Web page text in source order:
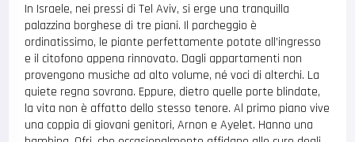
In Israele, nei pressi di Tel Aviv, si erge una tranquilla
palazzina borghese di tre piani. Il parcheggio è
ordinatissimo, le piante perfettamente potate all’ingresso
e il citofono appena rinnovato. Dagli appartamenti non
provengono musiche ad alto volume, né voci di alterchi. La
quiete regna sovrana. Eppure, dietro quelle porte blindate,
la vita non è affatto dello stesso tenore. Al primo piano vive
una coppia di giovani genitori, Arnon e Ayelet. Hanno una